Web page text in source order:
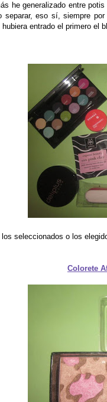
he generalizado entre
separar, eso sí, siempre
entrado el primero el
seleccionados o los
Colorete